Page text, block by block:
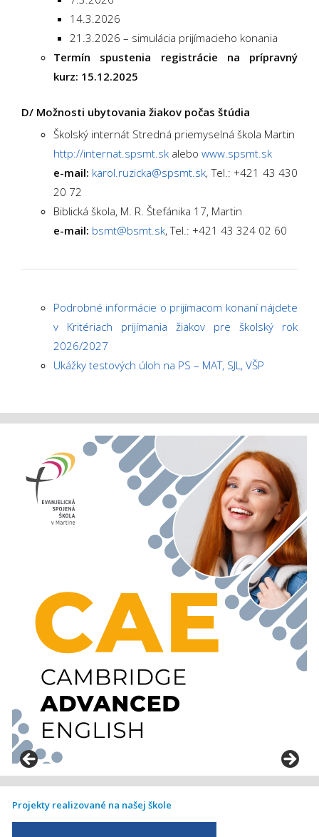
14.3.2026
21.3.2026 – simulácia prijímacieho konania
Termín spustenia registrácie na prípravný
kurz: 15.12.2025
D/ Možnosti ubytovania žiakov počas štúdia
Školský internát Stredná priemyselná škola Martin
http://internat.spsmt.sk alebo www.spsmt.sk
e-mail: karol.ruzicka@spsmt.sk, Tel.: +421 43 430
20 72
Biblická škola, M. R. Štefánika 17, Martin
e-mail: bsmt@bsmt.sk, Tel.: +421 43 324 02 60
Podrobné informácie o prijímacom konaní nájdete
v Kritériach prijímania žiakov pre školský rok
2026/2027
Ukážky testových úloh na PS – MAT, SJL, VŠP
Projekty realizované na našej škole